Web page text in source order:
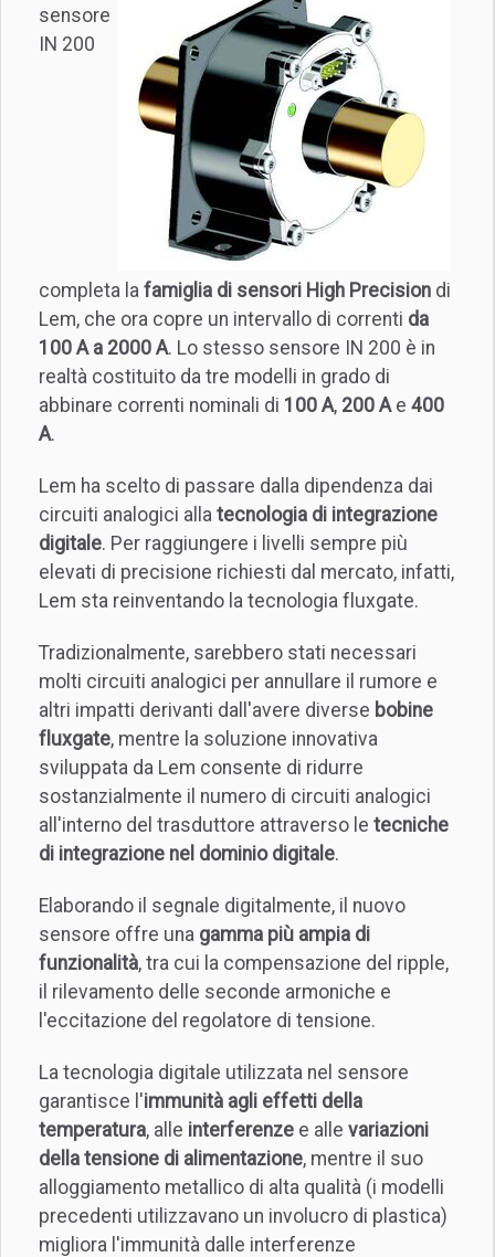
sensore
IN 200
completa la famiglia di sensori High Precision di
Lem, che ora copre un intervallo di correnti da
100 A a 2000 A. Lo stesso sensore IN 200 è in
realtà costituito da tre modelli in grado di
abbinare correnti nominali di 100 A, 200 Ae 400
A.
Lem ha scelto di passare dalla dipendenza dai
circuiti analogici alla tecnologia di integrazione
digitale. Per raggiungere i livelli sempre più
elevati di precisione richiesti dal mercato, infatti,
Lem sta reinventando la tecnologia fluxgate.
Tradizionalmente, sarebbero stati necessari
molti circuiti analogici per annullare il rumore e
altri impatti derivanti dall'avere diverse bobine
fluxgate, mentre la soluzione innovativa
sviluppata da Lem consente di ridurre
sostanzialmente il numero di circuiti analogici
all'interno del trasduttore attraverso le tecniche
di integrazione nel dominio digitale.
Elaborando il segnale digitalmente, il nuovo
sensore offre una gamma più ampia di
funzionalità, tra cui la compensazione del ripple,
il rilevamento delle seconde armoniche e
l'eccitazione del regolatore di tensione.
La tecnologia digitale utilizzata nel sensore
garantisce l'immunità agli effetti della
temperatura, alle interferenze e alle variazioni
della tensione di alimentazione, mentre il suo
alloggiamento metallico di alta qualità (i modelli
precedenti utilizzavano un involucro di plastica)
migliora l'immunità dalle interferenze